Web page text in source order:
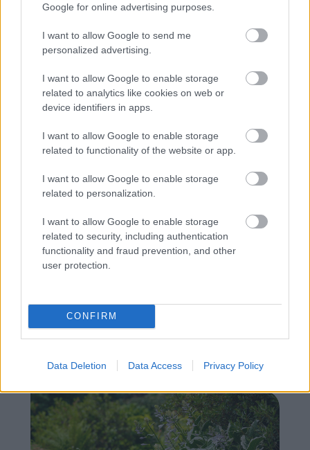
Google for online advertising purposes.
I want to allow Google to send me
personalized advertising.
I want to allow Google to enable storage
related to analytics like cookies on web or
device identifiers in apps.
I want to allow Google to enable storage
related to functionality of the website or app.
I want to allow Google to enable storage
related to personalization.
I want to allow Google to enable storage
related to security, including authentication
functionality and fraud prevention, and other
user protection.
CONFIRM
Data Deletion Data Access Privacy Policy
Ako si vyrobiť poctivú brezovú metlu, ktorá
vydrží roky? Pavol ich takto vyrobil už stovky
Chystáte sa zatepľovať alebo meniť kotol?
Návod, ako v nových dotačných výzvach
neprísť o tisíce eur